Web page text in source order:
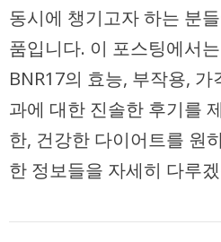
동시에 챙기고자 하는 분
품입니다. 이 포스팅에서
BNR17의 효능, 부작용,
과에 대한 진솔한 후기를
한, 건강한 다이어트를 원
한 정보들을 자세히 다루